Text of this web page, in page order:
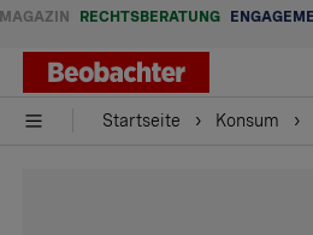
MAGAZIN RECHTSBERATUNG
Startseite Konsum